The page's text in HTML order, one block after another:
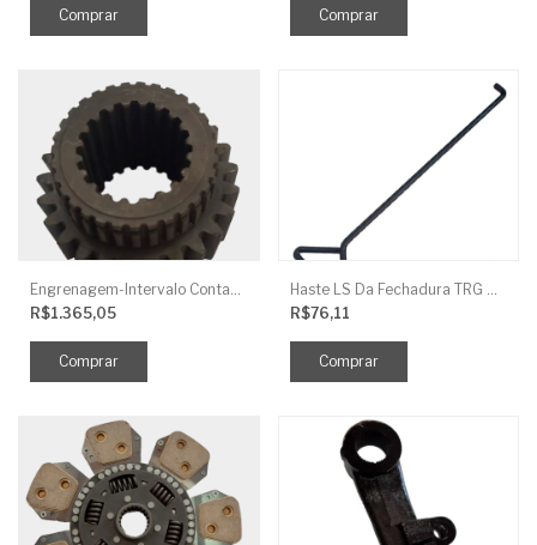
R$1.365,05
R$76,11